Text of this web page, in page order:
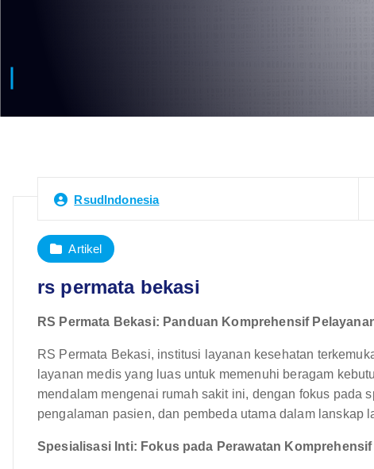
RsudIndonesia
Artikel
rs permata bekasi
RS Permata Bekasi: Panduan Komprehensif
RS Permata Bekasi, institusi layanan kesehatan
layanan medis yang luas untuk memenuhi beragam
mendalam mengenai rumah sakit ini, dengan fokus pada
pengalaman pasien, dan pembeda utama dalam lanskap
Spesialisasi Inti: Fokus pada Perawatan Komprehensif